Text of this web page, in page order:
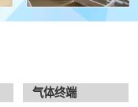
气体终端